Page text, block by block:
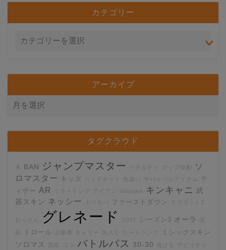
カテゴリー
アーカイブ
タグクラウド
BAN ジャンプマスター マップ移動
ソ
ロマスター
キッズ 色違い
テ
ィザー AR ミラーリング Valorant キンキャニ 武
器スキン ネッシー エペモバ ファーストダウン
おっさん グレネード 100T シーズン3 オーラ
トロール 上級者 キャリー 先入り ミシックスキン
ソロマス 買収 バトルパス 30-30